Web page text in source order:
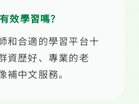
效學習嗎？
和合適的學習平台十
資歷好、專業的老
中文服務。